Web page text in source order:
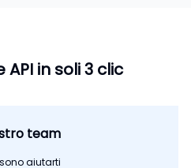
in soli 3 clic
team
aiutarti